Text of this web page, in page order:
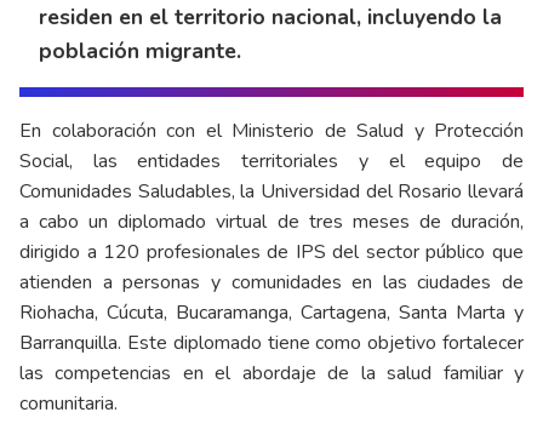
residen en el territorio nacional, incluyendo la
población migrante.
En colaboración con el Ministerio de Salud y Protección
Social, las entidades territoriales y el equipo de
Comunidades Saludables, la Universidad del Rosario llevará
a cabo un diplomado virtual de tres meses de duración,
dirigido a 120 profesionales de IPS del sector público que
atienden a personas y comunidades en las ciudades de
Riohacha, Cúcuta, Bucaramanga, Cartagena, Santa Marta y
Barranquilla. Este diplomado tiene como objetivo fortalecer
las competencias en el abordaje de la salud familiar y
comunitaria.